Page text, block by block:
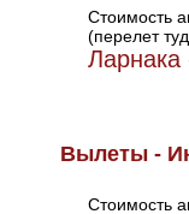
Стоимость
(перелет
Ларнака
Вылеты -
Стоимость